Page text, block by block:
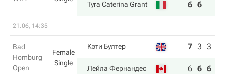
Tyra Caterina Grant 6 6
21.06, 14:35
Bad
Homburg
Open
Female
Single
Кэти Бултер 7 3 3
Лейла Фернандес 6 6 6